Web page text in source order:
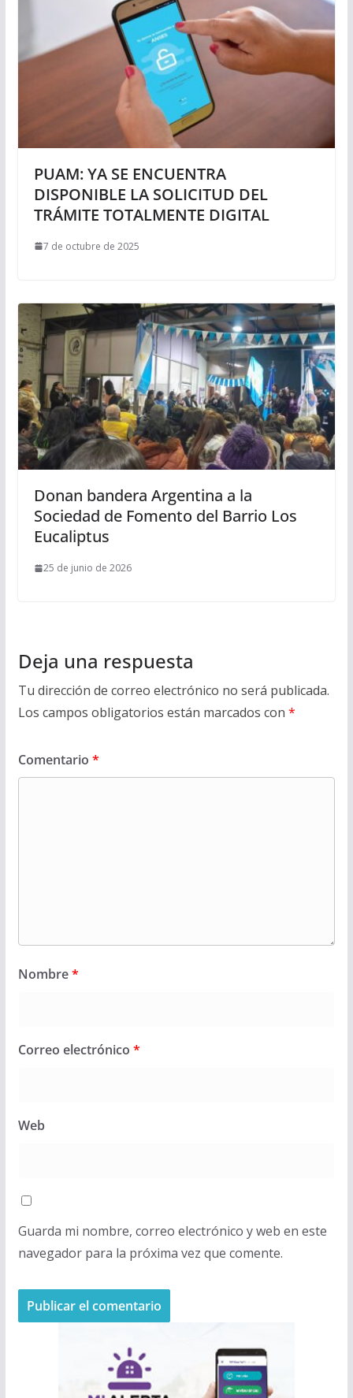
PUAM: YA SE ENCUENTRA
DISPONIBLE LA SOLICITUD DEL
TRÁMITE TOTALMENTE DIGITAL
7 de octubre de 2025
Donan bandera Argentina a la
Sociedad de Fomento del Barrio Los
Eucaliptus
25 de junio de 2026
Deja una respuesta
Tu dirección de correo electrónico no será publicada.
Los campos obligatorios están marcados con *
Comentario *
Nombre*
Correo electrónico *
Web
Guarda mi nombre, correo electrónico y web en este
navegador para la próxima vez que comente.